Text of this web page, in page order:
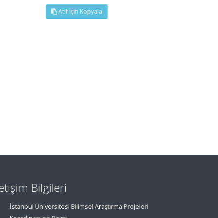
Atıf İçin Kopyala
Bilgileri
İstanbul Üniversitesi Bilimsel Araştırma Projeleri